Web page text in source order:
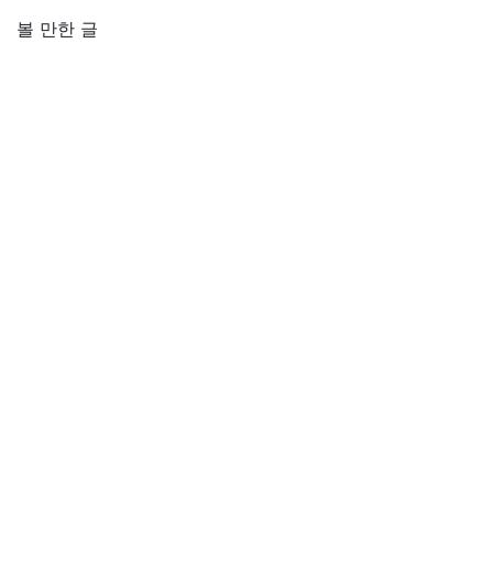
볼 만한 글